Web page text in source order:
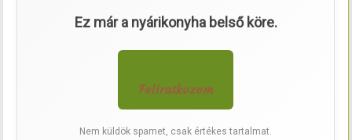
Ez már a nyárikonyha belső köre.
Feliratkozom
Nem küldök spamet, csak értékes tartalmat.